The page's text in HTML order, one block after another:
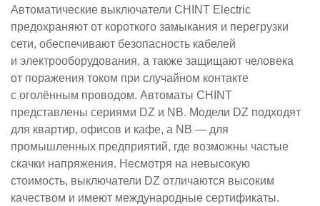
Автоматические выключатели CHINT Electric
предохраняют от короткого замыкания и перегрузки
сети, обеспечивают безопасность кабелей
и электрооборудования, а также защищают человека
от поражения током при случайном контакте
с оголённым проводом. Автоматы CHINT
представлены сериями DZ и NB. Модели DZ подходят
для квартир, офисов и кафе, а NB — для
промышленных предприятий, где возможны частые
скачки напряжения. Несмотря на невысокую
стоимость, выключатели DZ отличаются высоким
качеством и имеют международные сертификаты.